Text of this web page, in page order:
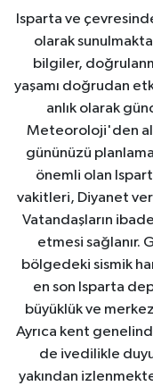
Isparta ve
olarak
bilgiler,
yaşamı doğrudan
anlık olarak
Meteoroloji'den
gününüzü
önemli olan
vakitleri, Diyanet
Vatandaşların
etmesi sağlanır.
bölgedeki sismik
en son Isparta
büyüklük ve
Ayrıca kent
de ivedilikle
yakından